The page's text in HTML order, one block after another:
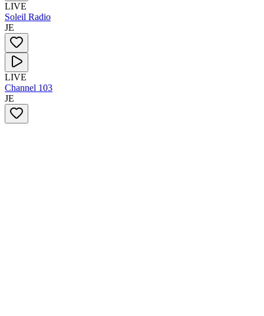
LIVE
Soleil Radio
JE
LIVE
Channel 103
JE